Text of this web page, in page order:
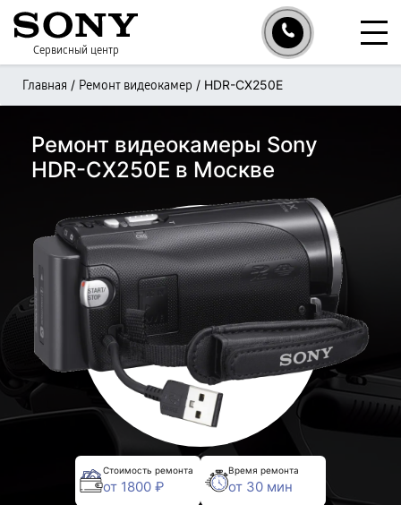
Сервисный центр
Главная / Ремонт видеокамер / HDR-CX250E
Ремонт видеокамеры Sony
HDR-CX250E в Москве
Стоимость ремонта
от 1800 ₽
Время ремонта
от 30 мин